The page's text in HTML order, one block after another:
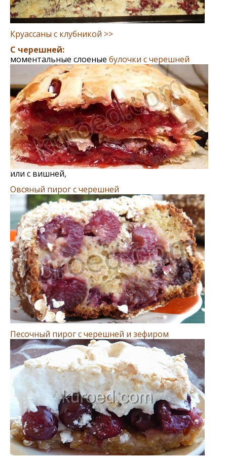
Круассаны с клубникой >>
С черешней:
моментальные слоеные булочки с черешней
или с вишней,
Овсяный пирог с черешней
Песочный пирог с черешней и зефиром